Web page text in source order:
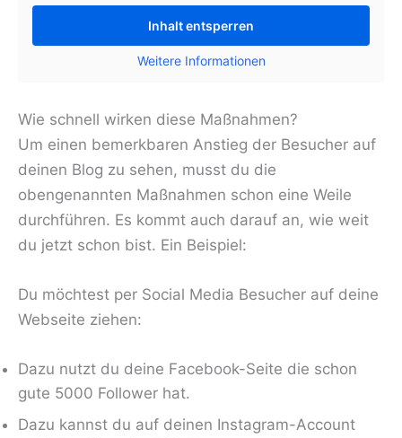
Inhalt entsperren
Weitere Informationen
Wie schnell wirken diese Maßnahmen?
Um einen bemerkbaren Anstieg der Besucher auf
deinen Blog zu sehen, musst du die
obengenannten Maßnahmen schon eine Weile
durchführen. Es kommt auch darauf an, wie weit
du jetzt schon bist. Ein Beispiel:
Du möchtest per Social Media Besucher auf deine
Webseite ziehen:
Dazu nutzt du deine Facebook-Seite die schon
gute 5000 Follower hat.
Dazu kannst du auf deinen Instagram-Account